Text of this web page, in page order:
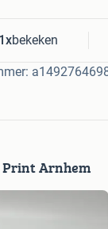
bekeken
Print Arnhem